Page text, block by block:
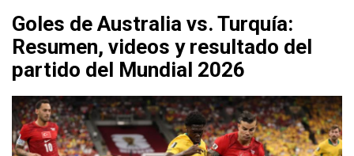
Goles de Australia vs. Turquía:
Resumen, videos y resultado del
partido del Mundial 2026